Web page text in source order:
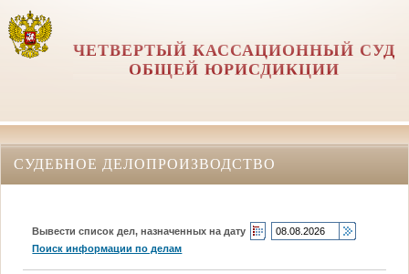
ЧЕТВЕРТЫЙ КАССАЦИОННЫЙ СУД
ОБЩЕЙ ЮРИСДИКЦИИ
СУДЕБНОЕ ДЕЛОПРОИЗВОДСТВО
Вывести список дел, назначенных на дату
Поиск информации по делам